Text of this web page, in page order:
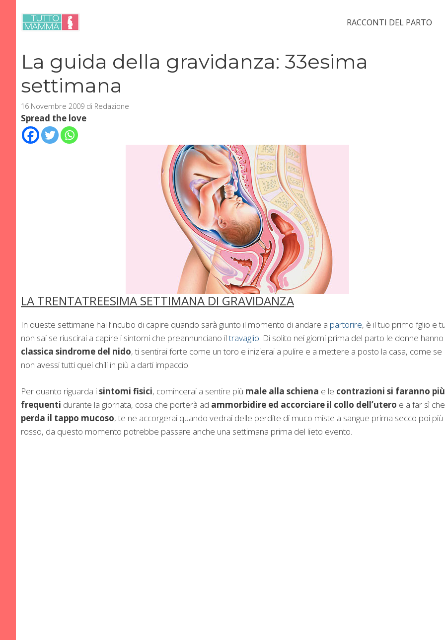
contenuto
RACCONTI DEL PARTO
La guida della gravidanza: 33esima
settimana
16 Novembre 2009 di Redazione
Spread the love
LA TRENTATREESIMA SETTIMANA DI GRAVIDANZA
In queste settimane hai l’incubo di capire quando sarà giunto il momento di andare a partorire, è il tuo primo fglio e
non sai se riuscirai a capire i sintomi che preannunciano iltravaglio. Di solito nei giorni prima del parto le donne hanno
classica sindrome del nido, ti sentirai forte come un toro e inizierai a pulire e a mettere a posto la casa, come se
non avessi tutti quei chili in più a darti impaccio.
Per quanto riguarda isintomi fisici, comincerai a sentire più male alla schiena e le contrazioni si faranno più
frequenti durante la giornata, cosa che porterà ad ammorbidire ed accorciare il collo dell’utero e a far sì
perda il tappo mucoso, te ne accorgerai quando vedrai delle perdite di muco miste a sangue prima secco poi più
rosso, da questo momento potrebbe passare anche una settimana prima del lieto evento.